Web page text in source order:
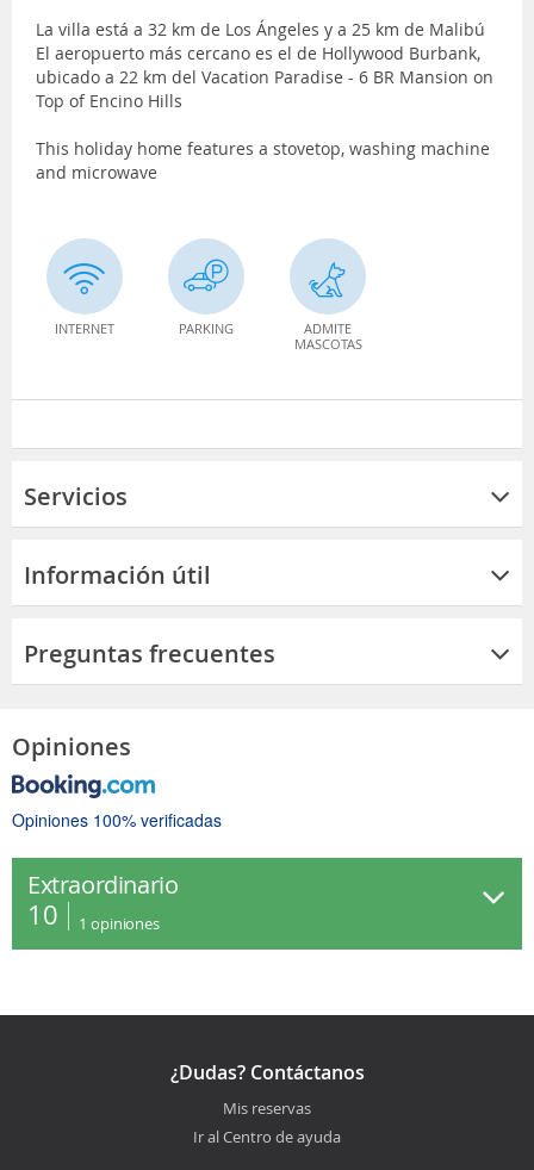
La villa está a 32 km de Los Ángeles y a 25 km de Malibú
El aeropuerto más cercano es el de Hollywood Burbank,
ubicado a 22 km del Vacation Paradise - 6 BR Mansion on
Top of Encino Hills
This holiday home features a stovetop, washing machine
and microwave
INTERNET PARKING
ADMITE
MASCOTAS
Servicios
Información útil
Preguntas frecuentes
Opiniones
Opiniones 100% verificadas
Extraordinario
10 1 opiniones
¿Dudas? Contáctanos
Mis reservas
Ir al Centro de ayuda